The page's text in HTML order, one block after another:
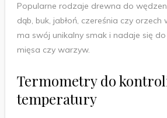
Popularne rodzaje drewna do
dąb, buk, jabłoń, czereśnia czy orzech
ma swój unikalny smak i nadaje się
mięsa czy warzyw.
Termometry do
temperatury